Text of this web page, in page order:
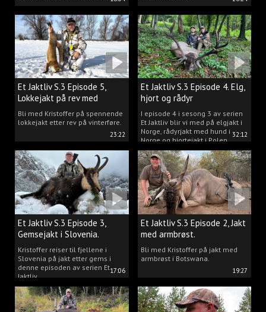
23:22
Et Jaktliv S.3 Episode 5,
Lokkejakt på rev med
Kristoffer Clausen
Bli med Kristoffer på spennende
lokkejakt etter rev på vinterføre.
32:12
Et Jaktliv S.3 Episode 4. Elg,
hjort og rådyr
I episode 4 i sesong 3 av serien
Et Jaktliv blir vi med på elgjakt i
Norge, rådyrjakt med hund i
Norge og hjortejakt i Polen.
17:06
Et Jaktliv S.3 Episode 3,
Gemsejakt i Slovenia.
Kristoffer reiser til fjellene i
Slovenia på jakt etter gems i
denne episoden av serien Et
Jaktliv.
19:27
Et Jaktliv S.3 Episode 2, Jakt
med armbrøst.
Bli med Kristoffer på jakt med
armbrøst i Botswana.